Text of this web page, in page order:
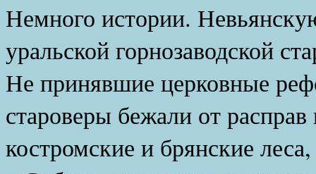
Немного истории.
уральской горнозаводской
Не принявшие церковные
староверы бежали от
костромские и брянские